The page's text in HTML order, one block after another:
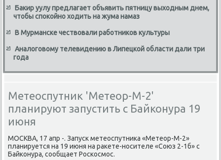
Бакир уулу предлагает объявить пятницу выходным днем,
чтобы спокойно ходить на жума намаз
В Мурманске чествовали работников культуры
Аналоговому телевидению в Липецкой области дали три
года
Метеоспутник 'Метеор-M-2'
планируют запустить с Байконура 19
июня
МОСКВА, 17 апр -. Запуск метеоспутника «Метеор-M-2»
планируется на 19 июня на ракете-носителе «Союз 2-1б» с
Байконура, сообщает Роскосмос.